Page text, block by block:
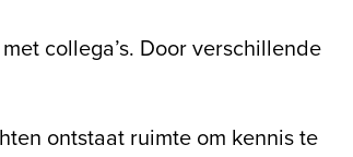
collega’s. Door verschillende
ontstaat ruimte om kennis te